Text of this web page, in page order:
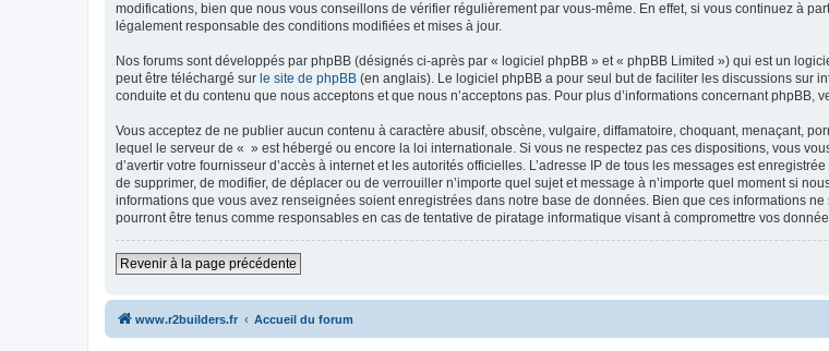
modifications, bien que nous vous conseillons de vérifier régulièrement par vous-même. En effet, si vous continuez à
légalement responsable des conditions modifiées et mises à jour.
Nos forums sont développés par phpBB (désignés ci-après par « logiciel phpBB » et « phpBB Limited ») qui est un
peut être téléchargé sur le site de phpBB (en anglais). Le logiciel phpBB a pour seul but de faciliter les discussions sur
conduite et du contenu que nous acceptons et que nous n’acceptons pas. Pour plus d’informations concernant phpBB,
Vous acceptez de ne publier aucun contenu à caractère abusif, obscène, vulgaire, diffamatoire, choquant, menaçant,
lequel le serveur de « » est hébergé ou encore la loi internationale. Si vous ne respectez pas ces dispositions, vous
d’avertir votre fournisseur d’accès à internet et les autorités officielles. L’adresse IP de tous les messages est
de supprimer, de modifier, de déplacer ou de verrouiller n’importe quel sujet et message à n’importe quel moment si
informations que vous avez renseignées soient enregistrées dans notre base de données. Bien que ces informations
pourront être tenus comme responsables en cas de tentative de piratage informatique visant à compromettre vos
Revenir à la page précédente
www.r2builders.fr Accueil du forum